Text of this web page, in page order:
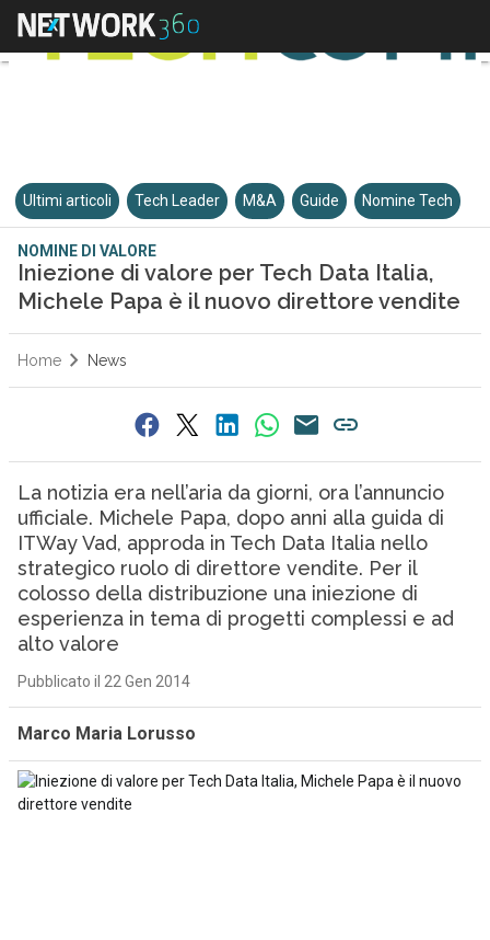
Ultimi articoli Tech Leader M&A Guide Nomine Tech
NOMINE DI VALORE
Iniezione di valore per Tech Data Italia,
Michele Papa è il nuovo direttore vendite
Home News
La notizia era nell’aria da giorni, ora l’annuncio
ufficiale. Michele Papa, dopo anni alla guida di
ITWay Vad, approda in Tech Data Italia nello
strategico ruolo di direttore vendite. Per il
colosso della distribuzione una iniezione di
esperienza in tema di progetti complessi e ad
alto valore
Pubblicato il 22 Gen 2014
Marco Maria Lorusso